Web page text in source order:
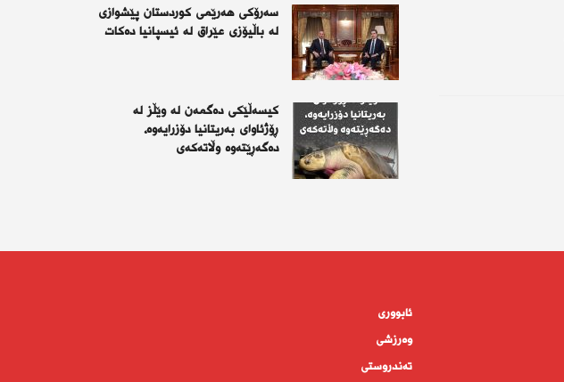
سەرۆكی هەرێمی كوردستان پێشوازی
لە باڵیۆزی عێراق لە ئیسپانیا دەكات
کیسەڵێکی دەگمەن لە وێڵز لە
ڕۆژئاوای بەریتانیا دۆزرایەوە،
دەگەڕێتەوە وڵاتەکەی
ئابوورى
وەرزشی
تەندروستى